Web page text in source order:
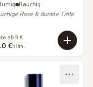
Rauchig
Rose & dunkle Tinte
ab 9 €
€50ml